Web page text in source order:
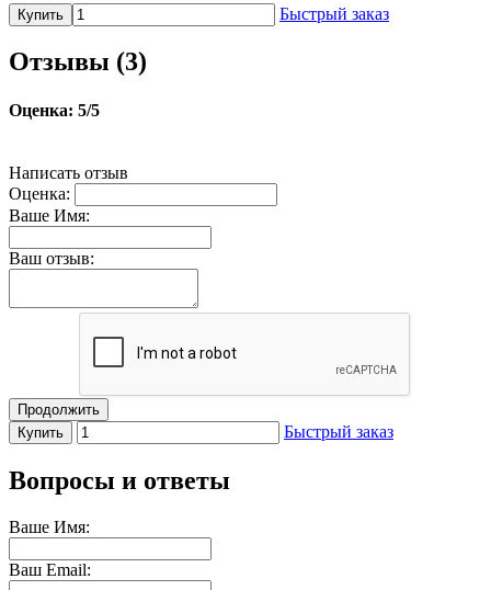
Купить Быстрый заказ
Отзывы (3)
Оценка: 5/5
Написать отзыв
Оценка:
Ваше Имя:
Ваш отзыв:
Продолжить
Купить
Быстрый заказ
Вопросы и ответы
Ваше Имя:
Ваш Email: